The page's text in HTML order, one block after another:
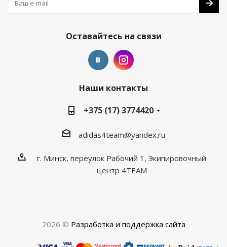
Оставайтесь на связи
Наши контакты
+375 (17) 3774420
adidas4team@yandex.ru
г. Минск, переулок Рабочий 1, Экипировочный
центр 4TEAM
2026 © Разработка и поддержка сайта